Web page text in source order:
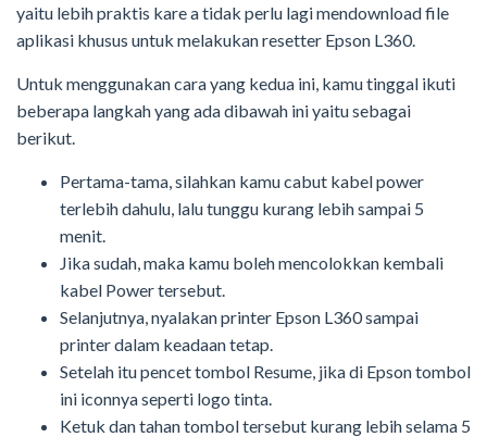
yaitu lebih praktis kare a tidak perlu lagi mendownload file
aplikasi khusus untuk melakukan resetter Epson L360.
Untuk menggunakan cara yang kedua ini, kamu tinggal ikuti
beberapa langkah yang ada dibawah ini yaitu sebagai
berikut.
Pertama-tama, silahkan kamu cabut kabel power
terlebih dahulu, lalu tunggu kurang lebih sampai 5
menit.
Jika sudah, maka kamu boleh mencolokkan kembali
kabel Power tersebut.
Selanjutnya, nyalakan printer Epson L360 sampai
printer dalam keadaan tetap.
Setelah itu pencet tombol Resume, jika di Epson tombol
ini iconnya seperti logo tinta.
Ketuk dan tahan tombol tersebut kurang lebih selama 5